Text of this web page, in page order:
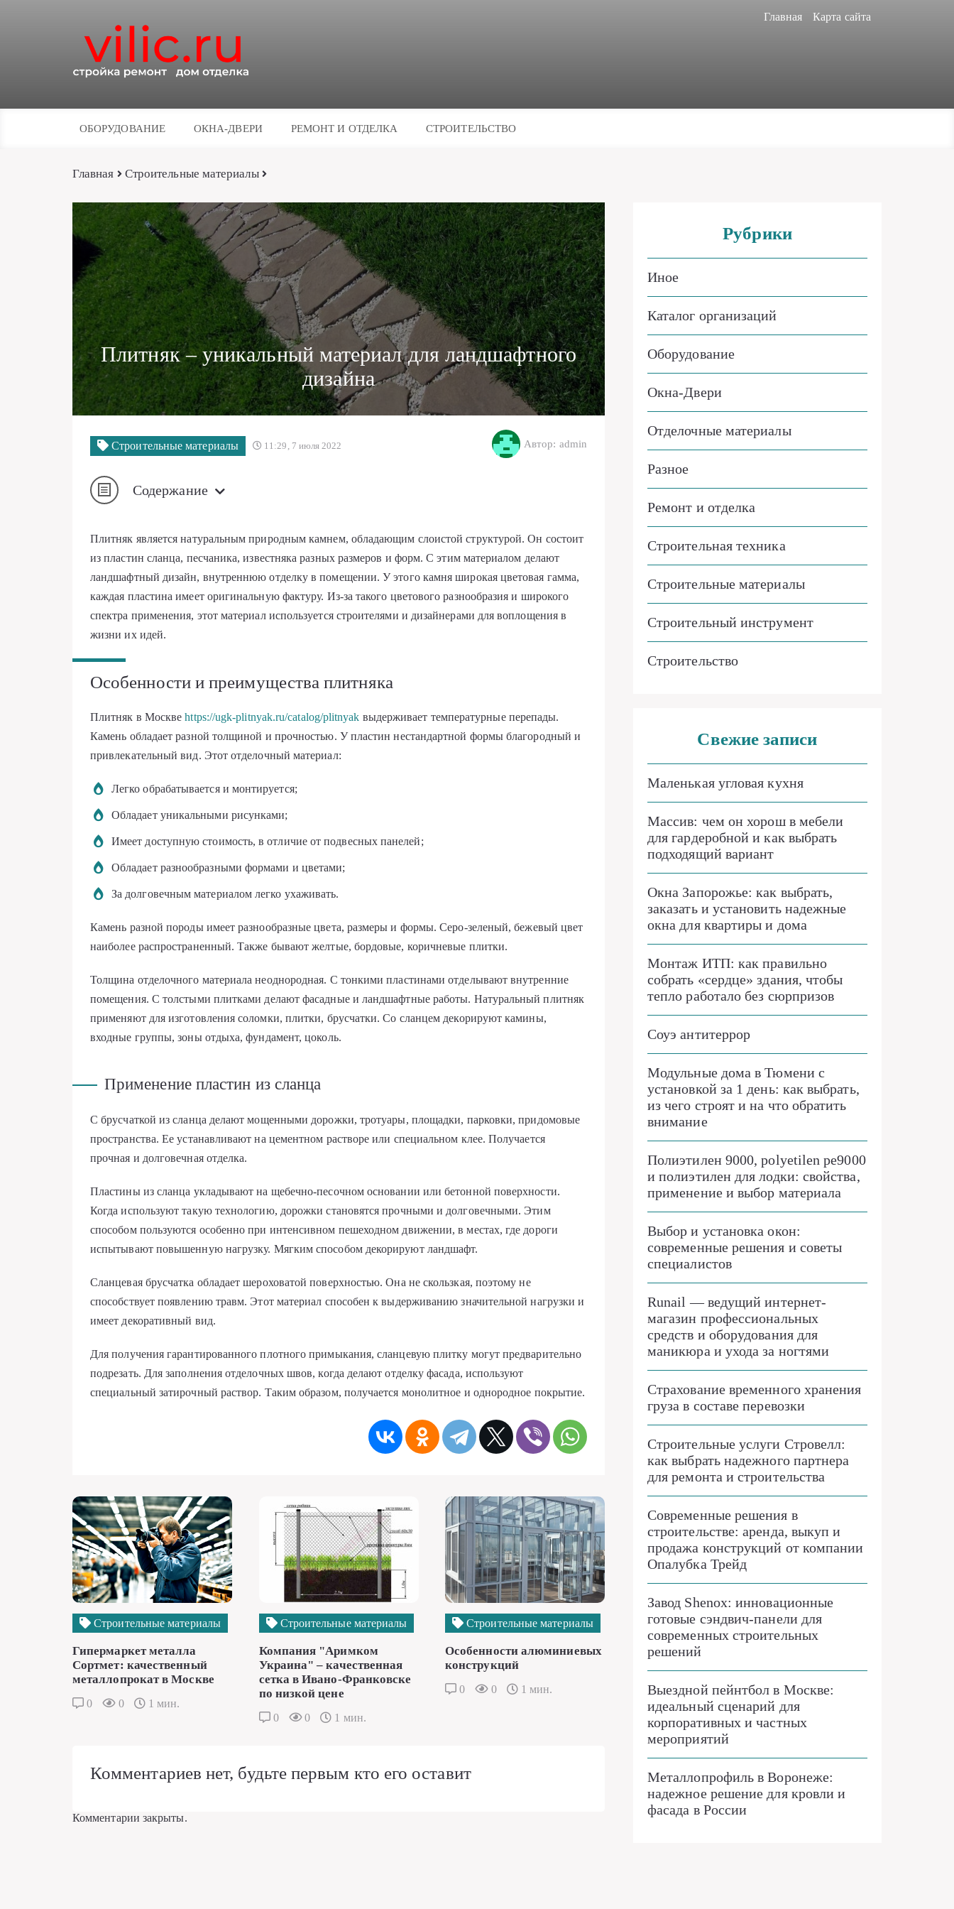
Главная Карта сайта
ОБОРУДОВАНИЕ ОКНА-ДВЕРИ РЕМОНТ И ОТДЕЛКА СТРОИТЕЛЬСТВО
Главная Строительные материалы
Плитняк – уникальный материал для ландшафтного
дизайна
Строительные материалы 11:29, 7 июля 2022 Автор: admin
Содержание
Плитняк является натуральным природным камнем, обладающим слоистой структурой. Он состоит
из пластин сланца, песчаника, известняка разных размеров и форм. С этим материалом делают
ландшафтный дизайн, внутреннюю отделку в помещении. У этого камня широкая цветовая гамма,
каждая пластина имеет оригинальную фактуру. Из-за такого цветового разнообразия и широкого
спектра применения, этот материал используется строителями и дизайнерами для воплощения в
жизни их идей.
Особенности и преимущества плитняка
Плитняк в Москвеhttps://ugk-plitnyak.ru/catalog/plitnyak выдерживает температурные перепады.
Камень обладает разной толщиной и прочностью. У пластин нестандартной формы благородный и
привлекательный вид. Этот отделочный материал:
Легко обрабатывается и монтируется;
Обладает уникальными рисунками;
Имеет доступную стоимость, в отличие от подвесных панелей;
Обладает разнообразными формами и цветами;
За долговечным материалом легко ухаживать.
Камень разной породы имеет разнообразные цвета, размеры и формы. Серо-зеленый, бежевый цвет
наиболее распространенный. Также бывают желтые, бордовые, коричневые плитки.
Толщина отделочного материала неоднородная. С тонкими пластинами отделывают внутренние
помещения. С толстыми плитками делают фасадные и ландшафтные работы. Натуральный плитняк
применяют для изготовления соломки, плитки, брусчатки. Со сланцем декорируют камины,
входные группы, зоны отдыха, фундамент, цоколь.
Применение пластин из сланца
С брусчаткой из сланца делают мощенными дорожки, тротуары, площадки, парковки, придомовые
пространства. Ее устанавливают на цементном растворе или специальном клее. Получается
прочная и долговечная отделка.
Пластины из сланца укладывают на щебечно-песочном основании или бетонной поверхности.
Когда используют такую технологию, дорожки становятся прочными и долговечными. Этим
способом пользуются особенно при интенсивном пешеходном движении, в местах, где дороги
испытывают повышенную нагрузку. Мягким способом декорируют ландшафт.
Сланцевая брусчатка обладает шероховатой поверхностью. Она не скользкая, поэтому не
способствует появлению травм. Этот материал способен к выдерживанию значительной нагрузки и
имеет декоративный вид.
Для получения гарантированного плотного примыкания, сланцевую плитку могут предварительно
подрезать. Для заполнения отделочных швов, когда делают отделку фасада, используют
специальный затирочный раствор. Таким образом, получается монолитное и однородное покрытие.
Строительные материалы
Гипермаркет металла
Сортмет: качественный
металлопрокат в Москве
0 0 1 мин.
Строительные материалы
Компания "Аримком
Украина" – качественная
сетка в Ивано-Франковске
по низкой цене
0 0 1 мин.
Строительные материалы
Особенности алюминиевых
конструкций
0 0 1 мин.
Комментариев нет, будьте первым кто его оставит
Комментарии закрыты.
Рубрики
Иное
Каталог организаций
Оборудование
Окна-Двери
Отделочные материалы
Разное
Ремонт и отделка
Строительная техника
Строительные материалы
Строительный инструмент
Строительство
Свежие записи
Маленькая угловая кухня
Массив: чем он хорош в мебели
для гардеробной и как выбрать
подходящий вариант
Окна Запорожье: как выбрать,
заказать и установить надежные
окна для квартиры и дома
Монтаж ИТП: как правильно
собрать «сердце» здания, чтобы
тепло работало без сюрпризов
Соуэ антитеррор
Модульные дома в Тюмени с
установкой за 1 день: как выбрать,
из чего строят и на что обратить
внимание
Полиэтилен 9000, polyetilen pe9000
и полиэтилен для лодки: свойства,
применение и выбор материала
Выбор и установка окон:
современные решения и советы
специалистов
Runail — ведущий интернет-
магазин профессиональных
средств и оборудования для
маникюра и ухода за ногтями
Страхование временного хранения
груза в составе перевозки
Строительные услуги Стровелл:
как выбрать надежного партнера
для ремонта и строительства
Современные решения в
строительстве: аренда, выкуп и
продажа конструкций от компании
Опалубка Трейд
Завод Shenox: инновационные
готовые сэндвич-панели для
современных строительных
решений
Выездной пейнтбол в Москве:
идеальный сценарий для
корпоративных и частных
мероприятий
Металлопрофиль в Воронеже:
надежное решение для кровли и
фасада в России